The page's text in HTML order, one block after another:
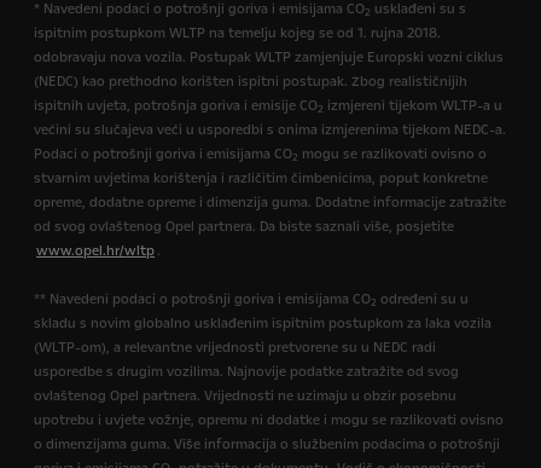
* Navedeni podaci o potrošnji goriva i emisijama CO2 usklađeni su s
ispitnim postupkom WLTP na temelju kojeg se od 1. rujna 2018.
odobravaju nova vozila. Postupak WLTP zamjenjuje Europski vozni ciklus
(NEDC) kao prethodno korišten ispitni postupak. Zbog realističnijih
ispitnih uvjeta, potrošnja goriva i emisije CO2 izmjereni tijekom WLTP-a u
većini su slučajeva veći u usporedbi s onima izmjerenima tijekom NEDC-a.
Podaci o potrošnji goriva i emisijama CO2 mogu se razlikovati ovisno o
stvarnim uvjetima korištenja i različitim čimbenicima, poput konkretne
opreme, dodatne opreme i dimenzija guma. Dodatne informacije zatražite
od svog ovlaštenog Opel partnera. Da biste saznali više, posjetite
www.opel.hr/wltp .
** Navedeni podaci o potrošnji goriva i emisijama CO2 određeni su u
skladu s novim globalno usklađenim ispitnim postupkom za laka vozila
(WLTP-om), a relevantne vrijednosti pretvorene su u NEDC radi
usporedbe s drugim vozilima. Najnovije podatke zatražite od svog
ovlaštenog Opel partnera. Vrijednosti ne uzimaju u obzir posebnu
upotrebu i uvjete vožnje, opremu ni dodatke i mogu se razlikovati ovisno
o dimenzijama guma. Više informacija o službenim podacima o potrošnji